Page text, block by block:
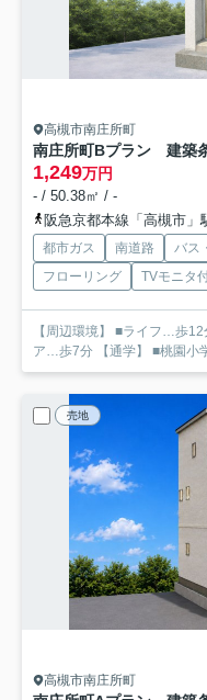
高槻市南庄所町
南庄所町Bプラン 建築
1,249万円
- / 50.38㎡ / -
阪急京都本線「高槻市」
都市ガス 南道路 バス
フローリング
TVモニタ
【周辺環境】 ■ライフ…歩
ア…歩7分 【通学】 ■
売地
高槻市南庄所町